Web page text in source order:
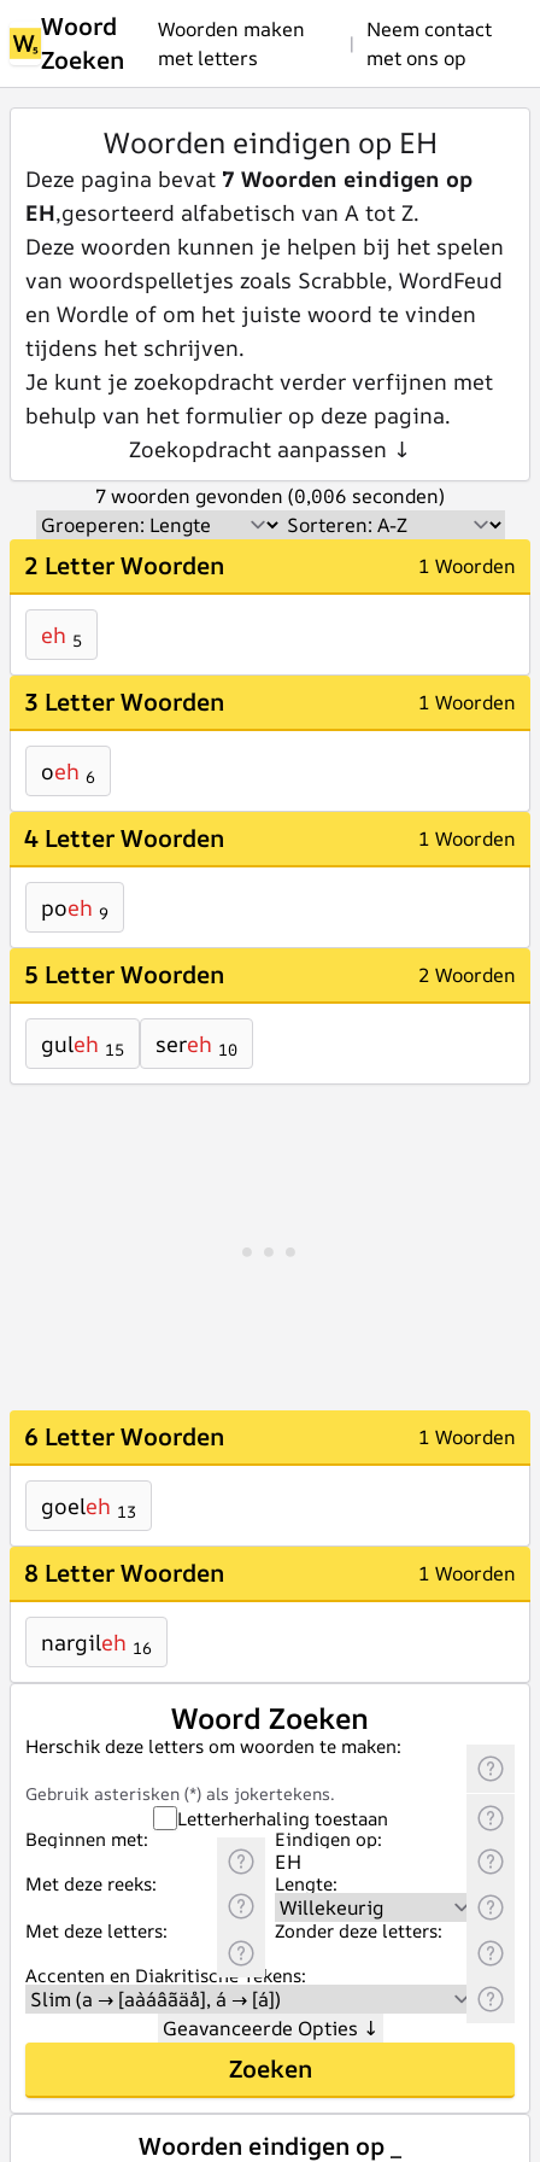
Woord
Zoeken
Woorden maken
met letters
|
Neem contact
met ons op
Woorden eindigen op EH
Deze pagina bevat 7 Woorden eindigen op
EH,gesorteerd alfabetisch van A tot Z.
Deze woorden kunnen je helpen bij het spelen
van woordspelletjes zoals Scrabble, WordFeud
en Wordle of om het juiste woord te vinden
tijdens het schrijven.
Je kunt je zoekopdracht verder verfijnen met
behulp van het formulier op deze pagina.
Zoekopdracht aanpassen ↓
7 woorden gevonden (0,006 seconden)
2 Letter Woorden 1 Woorden
eh 5
3 Letter Woorden 1 Woorden
oeh 6
4 Letter Woorden 1 Woorden
poeh 9
5 Letter Woorden 2 Woorden
guleh 15 sereh 10
6 Letter Woorden 1 Woorden
goeleh 13
8 Letter Woorden 1 Woorden
nargileh 16
Woord Zoeken
Herschik deze letters om woorden te maken:
Gebruik asterisken (*) als jokertekens.
Letterherhaling toestaan
Beginnen met:
Eindigen op:
Met deze reeks:
Lengte:
Met deze letters:
Zonder deze letters:
Accenten en Diakritische Tekens:
Geavanceerde Opties ↓
Zoeken
Woorden eindigen op _